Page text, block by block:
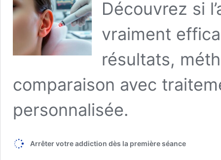
Découvrez si
vraiment
résultats,
comparaison avec
personnalisée.
Arrêter votre addiction dès la première séance